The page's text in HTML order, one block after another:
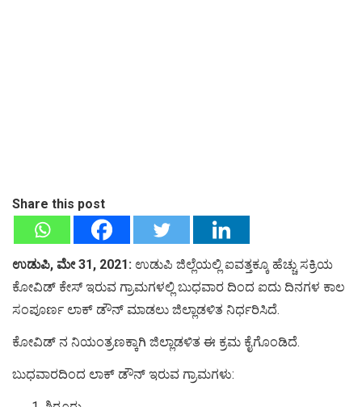
Share this post
ಉಡುಪಿ, ಮೇ 31, 2021: ಉಡುಪಿ ಜಿಲ್ಲೆಯಲ್ಲಿ ಐವತ್ತಕ್ಕೂ ಹೆಚ್ಚು ಸಕ್ರಿಯ
ಕೋವಿಡ್ ಕೇಸ್ ಇರುವ ಗ್ರಾಮಗಳಲ್ಲಿ ಬುಧವಾರ ದಿಂದ ಐದು ದಿನಗಳ ಕಾಲ
ಸಂಪೂರ್ಣ ಲಾಕ್ ಡೌನ್ ಮಾಡಲು ಜಿಲ್ಲಾಡಳಿತ ನಿರ್ಧರಿಸಿದೆ.
ಕೋವಿಡ್ ನ ನಿಯಂತ್ರಣಕ್ಕಾಗಿ ಜಿಲ್ಲಾಡಳಿತ ಈ ಕ್ರಮ ಕೈಗೊಂಡಿದೆ.
ಬುಧವಾರದಿಂದ ಲಾಕ್ ಡೌನ್ ಇರುವ ಗ್ರಾಮಗಳು: